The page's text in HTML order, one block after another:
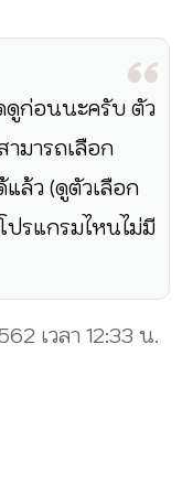
ดูก่อนนะครับ ตัว
มารถเลือก
ล้ว (ดูตัวเลือก
ปรแกรมไหนไม่มี
เวลา 12:33 น.